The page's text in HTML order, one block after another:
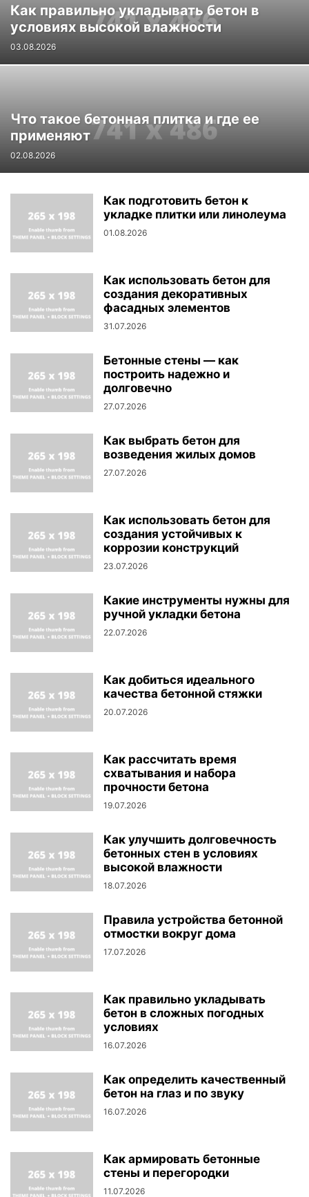
Как правильно укладывать бетон в
условиях высокой влажности
03.08.2026
Что такое бетонная плитка и где ее
применяют
02.08.2026
Как подготовить бетон к
укладке плитки или линолеума
01.08.2026
Как использовать бетон для
создания декоративных
фасадных элементов
31.07.2026
Бетонные стены — как
построить надежно и
долговечно
27.07.2026
Как выбрать бетон для
возведения жилых домов
27.07.2026
Как использовать бетон для
создания устойчивых к
коррозии конструкций
23.07.2026
Какие инструменты нужны для
ручной укладки бетона
22.07.2026
Как добиться идеального
качества бетонной стяжки
20.07.2026
Как рассчитать время
схватывания и набора
прочности бетона
19.07.2026
Как улучшить долговечность
бетонных стен в условиях
высокой влажности
18.07.2026
Правила устройства бетонной
отмостки вокруг дома
17.07.2026
Как правильно укладывать
бетон в сложных погодных
условиях
16.07.2026
Как определить качественный
бетон на глаз и по звуку
16.07.2026
Как армировать бетонные
стены и перегородки
11.07.2026